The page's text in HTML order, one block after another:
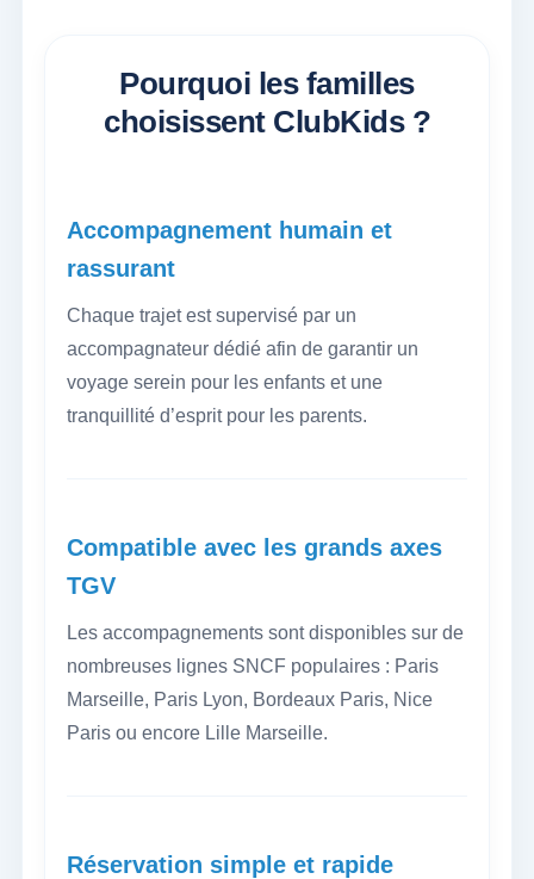
Pourquoi les familles
choisissent ClubKids ?
Accompagnement humain et
rassurant
Chaque trajet est supervisé par un
accompagnateur dédié afin de garantir un
voyage serein pour les enfants et une
tranquillité d’esprit pour les parents.
Compatible avec les grands axes
TGV
Les accompagnements sont disponibles sur de
nombreuses lignes SNCF populaires : Paris
Marseille, Paris Lyon, Bordeaux Paris, Nice
Paris ou encore Lille Marseille.
Réservation simple et rapide